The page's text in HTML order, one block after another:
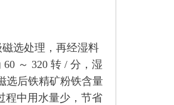
选处理，再经湿料
～ 320 转 / 分，湿
选后铁精矿粉铁含量
程中用水量少，节省